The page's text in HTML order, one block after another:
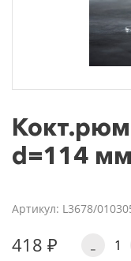
d=114
Артикул: L3678/
418 ₽ -